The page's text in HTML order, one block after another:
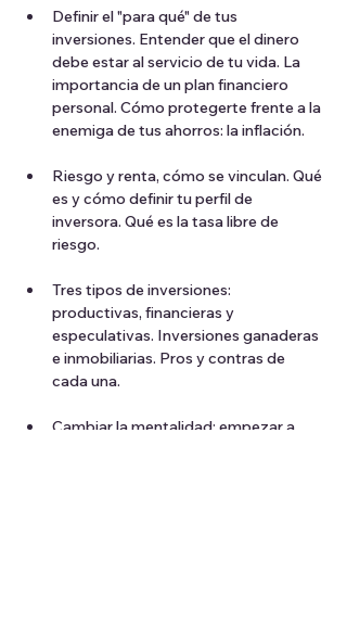
Definir el "para qué" de tus
inversiones. ⁠Entender que el dinero
debe estar al servicio de tu vida. La
importancia de un plan financiero
personal. Cómo protegerte frente a la
enemiga de tus ahorros: la inflación.
Riesgo y renta, cómo se vinculan. Qué
es y cómo definir tu perfil de
inversora. Qué es la tasa libre de
riesgo.
Tres tipos de inversiones:
productivas, financieras y
especulativas. Inversiones ganaderas
e inmobiliarias. Pros y contras de
cada una.
Cambiar la mentalidad: empezar a